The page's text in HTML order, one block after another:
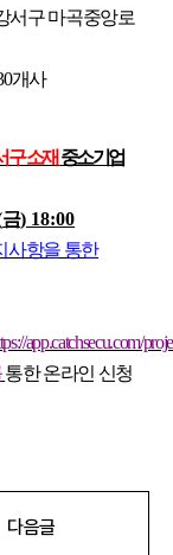
서구 마곡중앙로
개사
구 소재 중소기업
금) 18:00
사항을 통한
app.catchsecu.com/
통한 온라인 신청
다음글